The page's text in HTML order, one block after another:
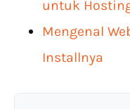
untuk
Mengenal
Installnya